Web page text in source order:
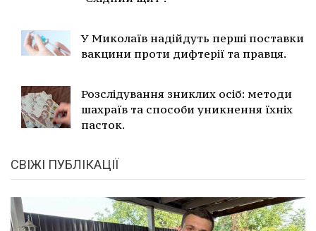
У Миколаїв надійдуть перші поставки
вакцини проти дифтерії та правця.
Розслідування зниклих осіб: методи
шахраїв та способи уникнення їхніх
пасток.
СВІЖІ ПУБЛІКАЦІЇ